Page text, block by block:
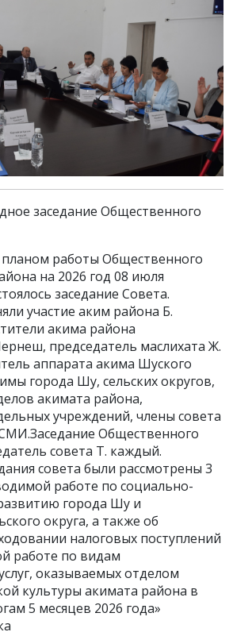
заседание Общественного
планом работы Общественного
на 2026 год 08 июля
заседание Совета.
участие аким района Б.
акима района
председатель маслихата Ж.
аппарата акима Шуского
города Шу, сельских округов,
акимата района,
учреждений, члены совета
Общественного
совета Т. каждый.
совета были рассмотрены 3
работе по социально-
города Шу и
округа, а также об
налоговых поступлений
работе по видам
оказываемых отделом
культуры акимата района в
5 месяцев 2026 года»